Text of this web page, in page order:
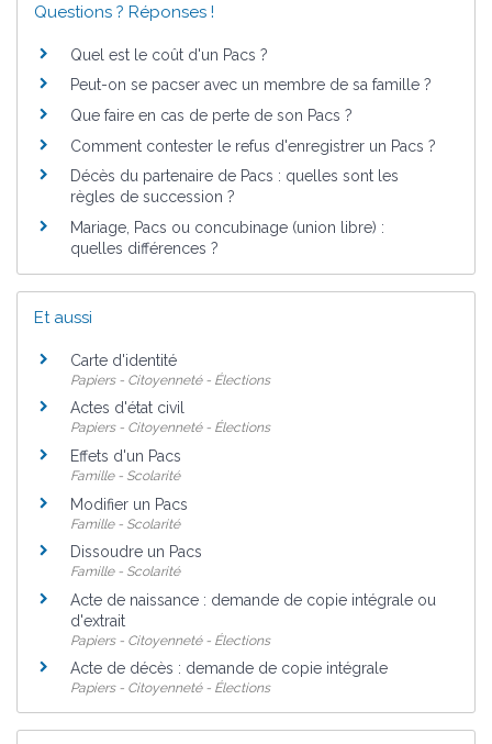
Questions ? Réponses !
Quel est le coût d'un Pacs ?
Peut-on se pacser avec un membre de sa famille ?
Que faire en cas de perte de son Pacs ?
Comment contester le refus d'enregistrer un Pacs ?
Décès du partenaire de Pacs : quelles sont les
règles de succession ?
Mariage, Pacs ou concubinage (union libre) :
quelles différences ?
Et aussi
Carte d'identité
Papiers - Citoyenneté - Élections
Actes d'état civil
Papiers - Citoyenneté - Élections
Effets d'un Pacs
Famille - Scolarité
Modifier un Pacs
Famille - Scolarité
Dissoudre un Pacs
Famille - Scolarité
Acte de naissance : demande de copie intégrale ou
d'extrait
Papiers - Citoyenneté - Élections
Acte de décès : demande de copie intégrale
Papiers - Citoyenneté - Élections